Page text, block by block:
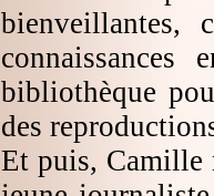
bienveillantes,
bibliothèque
des
Et puis, Camille